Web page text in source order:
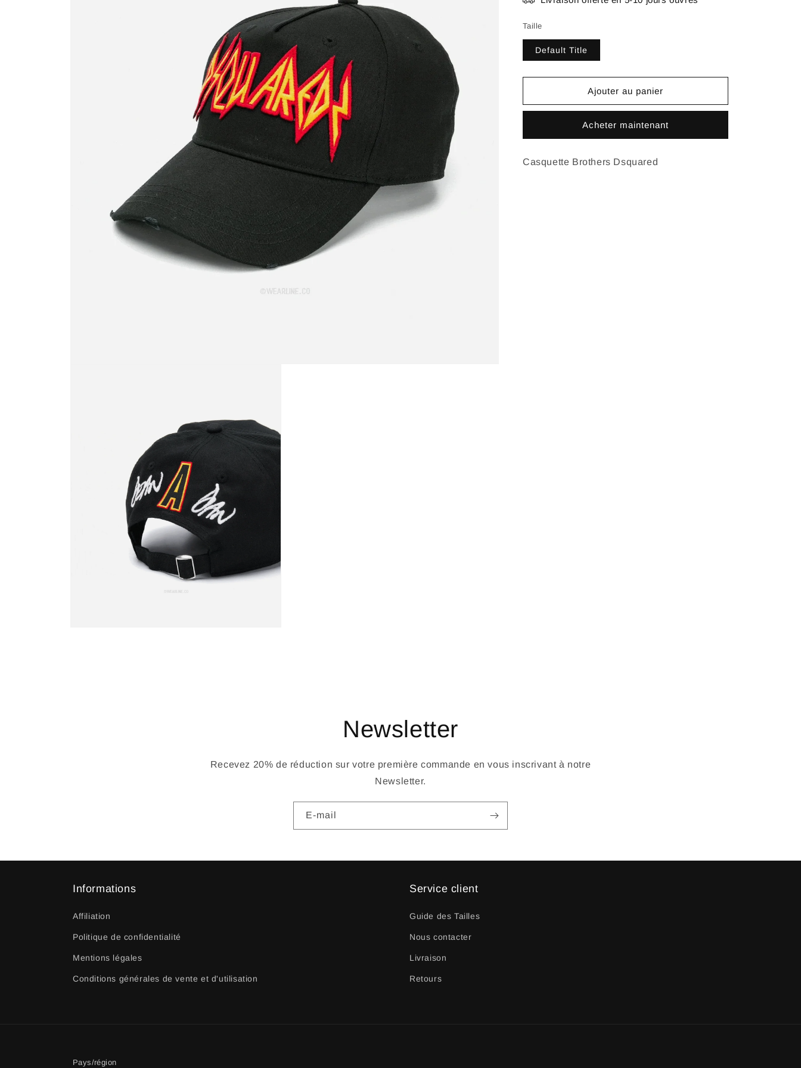
Taille
Default Title
Ajouter au panier
Acheter maintenant
Casquette Brothers Dsquared
Newsletter
Recevez 20% de réduction sur votre première commande en vous inscrivant à notre
Newsletter.
E-mail
Informations
Affiliation
Politique de confidentialité
Mentions légales
Conditions générales de vente et d'utilisation
Service client
Guide des Tailles
Nous contacter
Livraison
Retours
Pays/région